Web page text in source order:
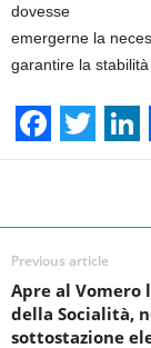
dovesse
emergerne la
garantire la
F
c
e
b
o
T
i
t
t
e
L
n
k
e
d
Previous article
Apre al Vomero
della Socialità,
sottostazione